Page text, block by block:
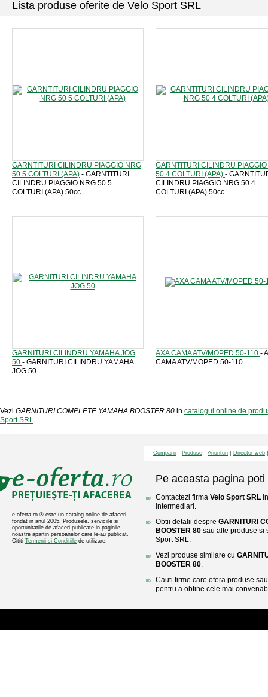
Lista produse oferite de Velo Sport SRL
GARNTITURI CILINDRU PIAGGIO NRG
50 5 COLTURI (APA) - GARNTITURI
CILINDRU PIAGGIO NRG 50 5
COLTURI (APA) 50cc
GARNTITURI CILINDRU
50 4 COLTURI (APA) -
CILINDRU PIAGGIO NRG 50 4
COLTURI (APA) 50cc
GARNITURI CILINDRU YAMAHA JOG
50 - GARNITURI CILINDRU YAMAHA
JOG 50
AXA CAMA ATV/MOPED 50-110 -
CAMA ATV/MOPED 50-110
Vezi GARNITURI COMPLETE YAMAHA BOOSTER 80 in catalogul online de
Sport SRL
e-oferta.ro ® este un catalog online de afaceri,
fondat in anul 2005. Produsele, serviciile si
oportunitatile de afaceri publicate in paginile
noastre apartin persoanelor care le-au publicat.
Cititi Termenii si Conditiile de utilizare.
Companii Produse Anunturi Director web
Pe aceasta pagina poti
Contactezi firma Velo Sport SRL
intermediari.
Obtii detalii despre GARNITURI
BOOSTER 80 sau alte produse si
Sport SRL.
Vezi produse similare cu
BOOSTER 80.
Cauti firme care ofera produse
pentru a obtine cele mai